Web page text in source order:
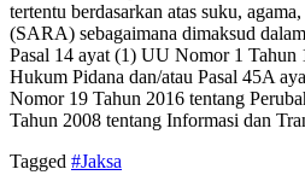
tertentu berdasarkan atas suku,
(SARA) sebagaimana dimaksud
Pasal 14 ayat (1) UU Nomor 1 Tahun
Hukum Pidana dan/atau Pasal 45A
Nomor 19 Tahun 2016 tentang
Tahun 2008 tentang Informasi dan
Tagged #Jaksa